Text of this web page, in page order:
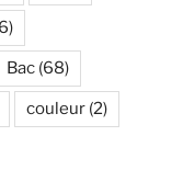
Bac (68)
couleur (2)